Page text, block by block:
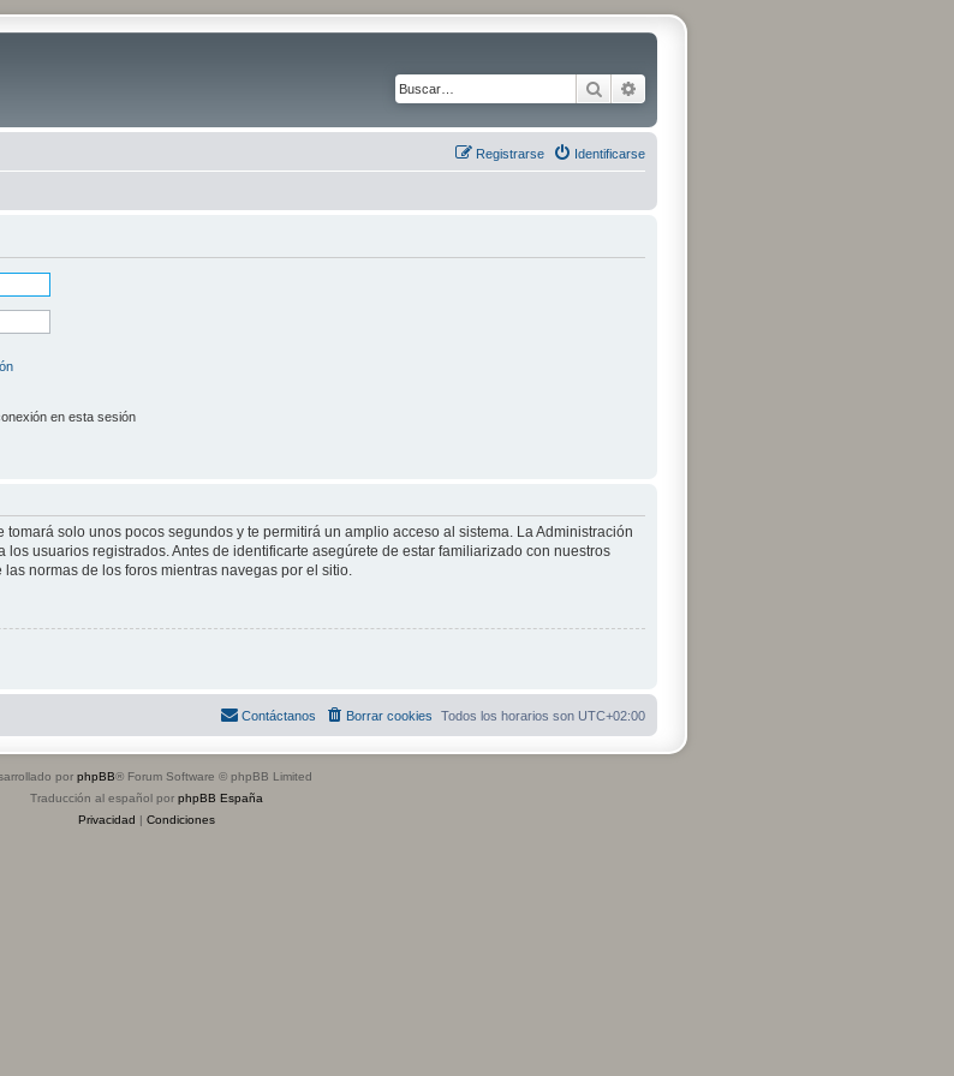
Buscar
Identificarse
Registrarse
en esta sesión
solo unos pocos segundos y te permitirá un amplio acceso al sistema. La Administración
usuarios registrados. Antes de identificarte asegúrete de estar familiarizado con nuestros
normas de los foros mientras navegas por el sitio.
Todos los horarios son UTC+02:00
Borrar cookies
Contáctanos
por phpBB® Forum Software © phpBB Limited
Traducción al español por phpBB España
Privacidad | Condiciones